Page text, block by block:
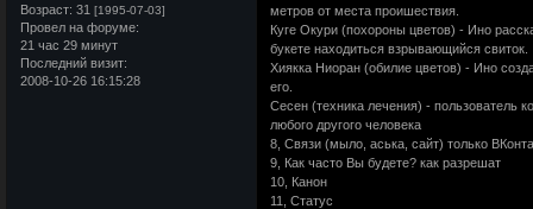
Возраст: 31 [1995-07-03]
Провел на форуме:
21 час 29 минут
Последний визит:
2008-10-26 16:15:28
метров от места проишествия.
Куге Окури (похороны цветов) - Ино
букете находиться взрывающийся свиток.
Хиякка Ниоран (обилие цветов) - Ино
его.
Сесен (техника лечения) - пользователь
любого другого человека
8, Связи (мыло, аська, сайт) только
9, Как часто Вы будете? как разрешат
10, Канон
11, Статус